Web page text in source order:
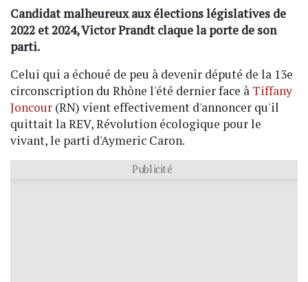
Candidat malheureux aux élections législatives de
2022 et 2024, Victor Prandt claque la porte de son
parti.
Celui qui a échoué de peu à devenir député de la 13e
circonscription du Rhône l'été dernier face à Tiffany
Joncour (RN) vient effectivement d'annoncer qu'il
quittait la REV, Révolution écologique pour le
vivant, le parti d'Aymeric Caron.
Publicité